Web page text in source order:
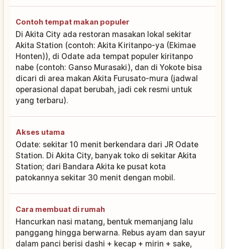
Contoh tempat makan populer
Di Akita City ada restoran masakan lokal sekitar
Akita Station (contoh: Akita Kiritanpo-ya (Ekimae
Honten)), di Odate ada tempat populer kiritanpo
nabe (contoh: Ganso Murasaki), dan di Yokote bisa
dicari di area makan Akita Furusato-mura (jadwal
operasional dapat berubah, jadi cek resmi untuk
yang terbaru).
Akses utama
Odate: sekitar 10 menit berkendara dari JR Odate
Station. Di Akita City, banyak toko di sekitar Akita
Station; dari Bandara Akita ke pusat kota
patokannya sekitar 30 menit dengan mobil.
Cara membuat di rumah
Hancurkan nasi matang, bentuk memanjang lalu
panggang hingga berwarna. Rebus ayam dan sayur
dalam panci berisi dashi + kecap + mirin + sake,